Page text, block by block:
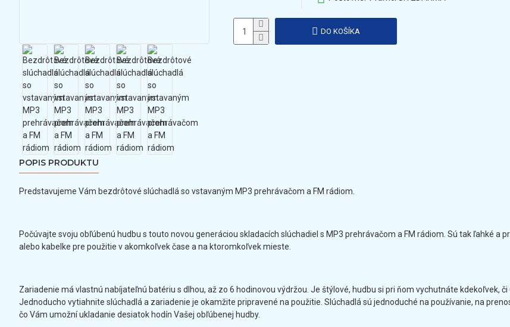
DO KOŠÍKA
POPIS PRODUKTU
Predstavujeme Vám bezdrôtové slúchadlá so vstavaným MP3 prehrávačom a FM rádiom.
Počúvajte svoju obľúbenú hudbu s touto novou generáciou skladacích slúchadiel s MP3 prehrávačom a FM rádiom. Sú tak ľahké a
alebo kabelke pre použitie v akomkoľvek čase a na ktoromkoľvek mieste.
Zariadenie má vlastnú nabíjateľnú batériu s dlhou, až zo 6 hodinovou výdržou. Je štýlové, hudbu si pri ňom vychutnáte kdekoľvek,
Jednoducho vytiahnite slúchadlá a zariadenie je okamžite pripravené na použitie. Slúchadlá sú jednoduché na používanie, na
čo Vám umožní ukladanie desiatok hodín Vašej obľúbenej hudby.